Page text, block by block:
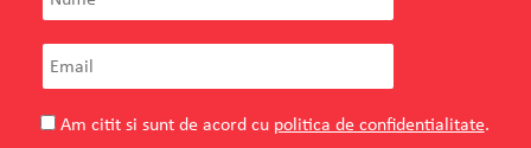
Am citit si sunt de acord cu politica de confidentialitate.